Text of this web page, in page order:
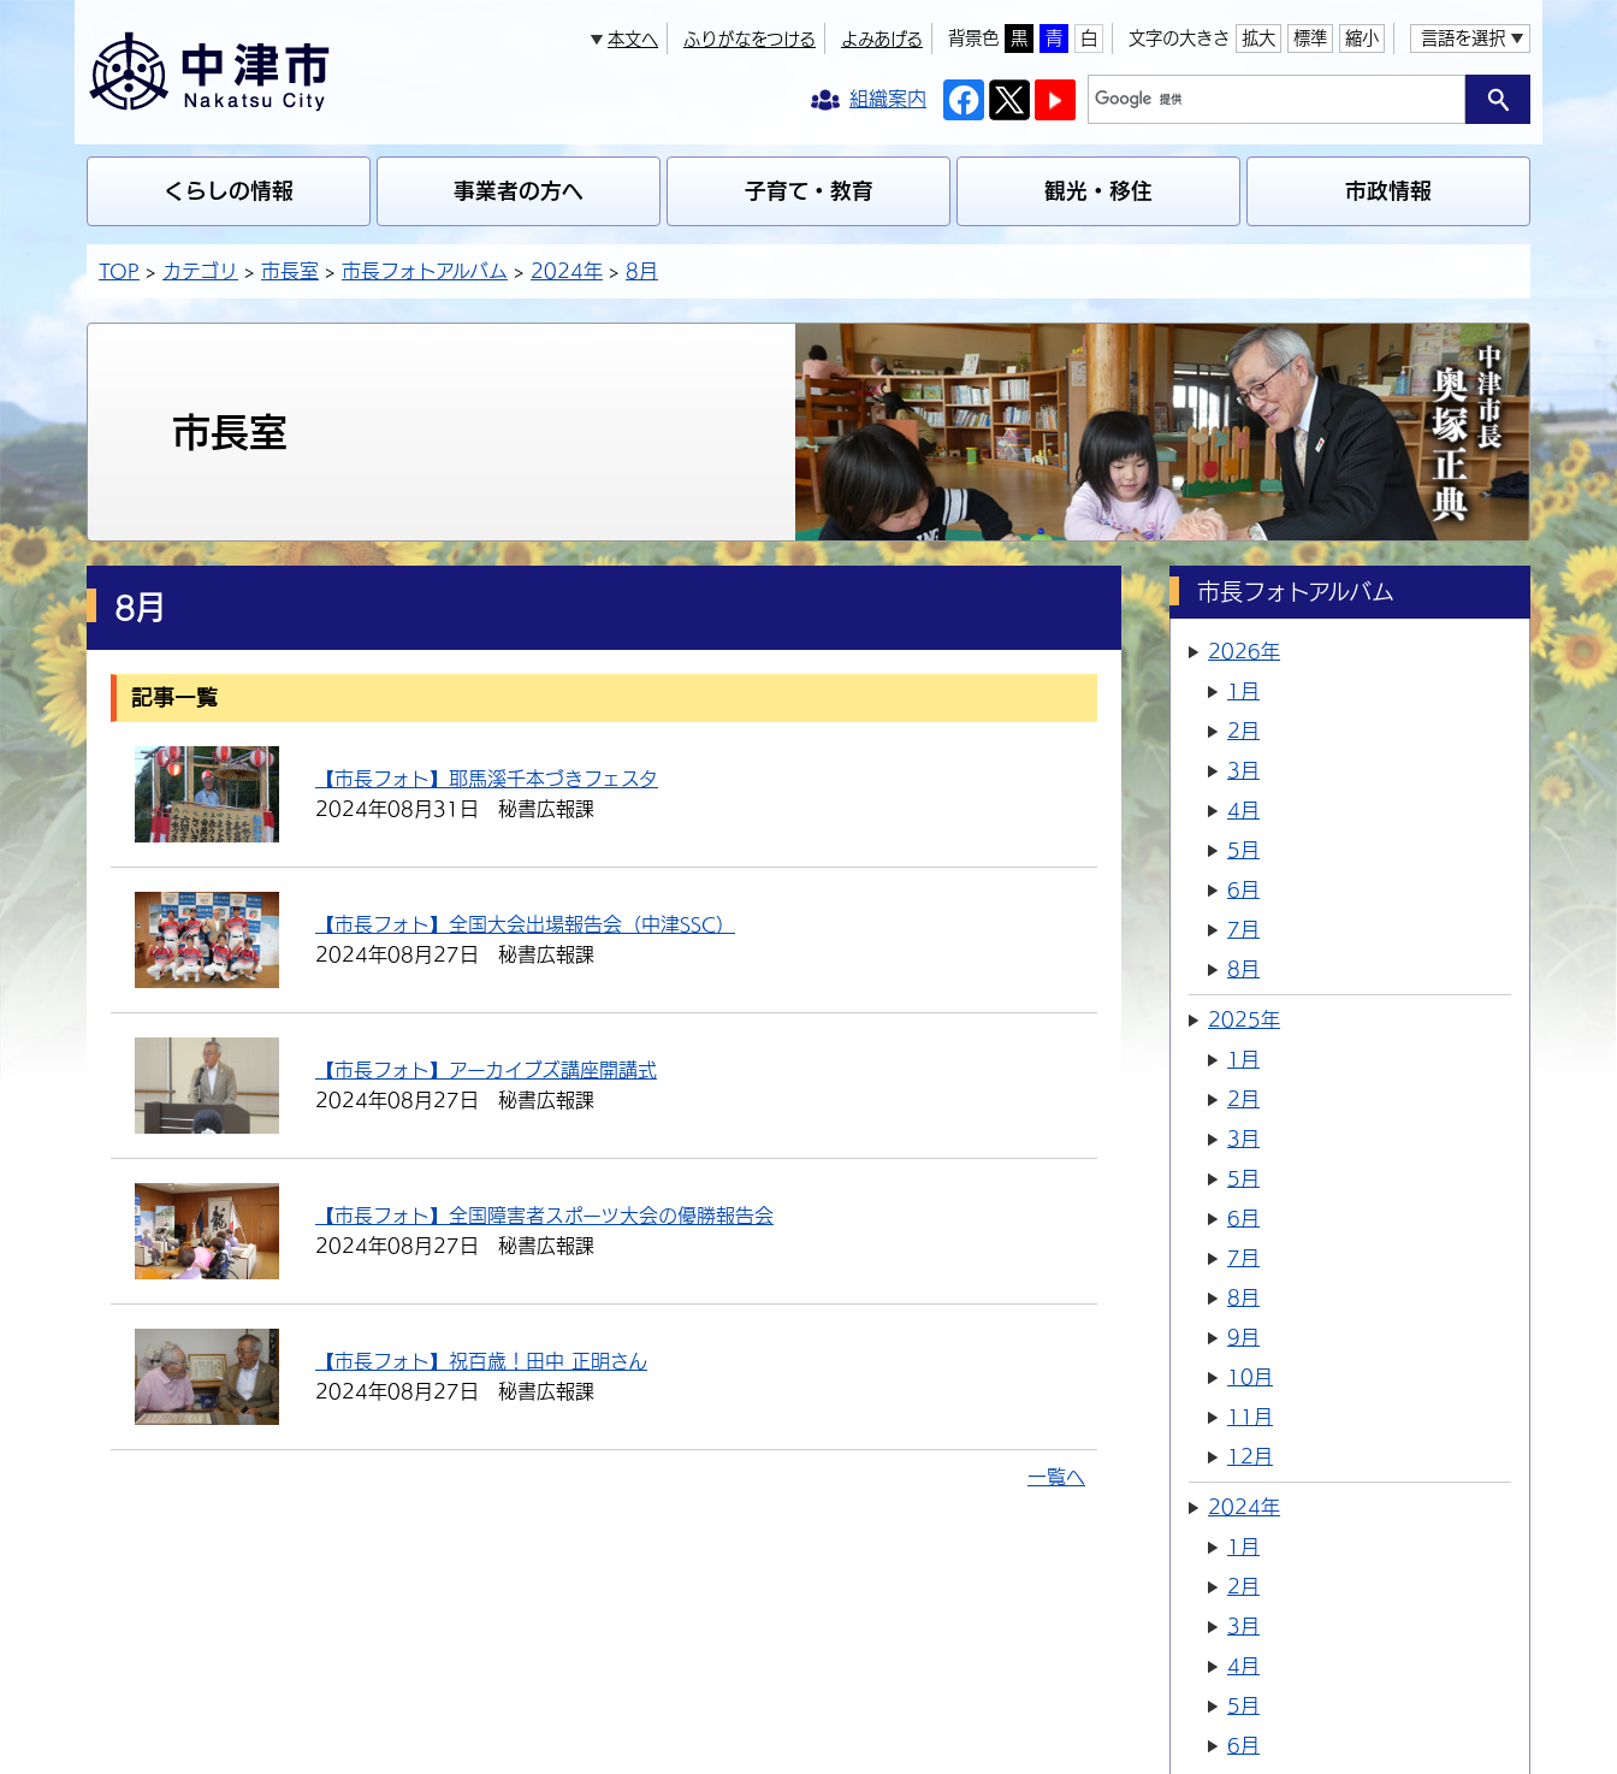
本文へ ふりがなをつける よみあげる 背景色 黒 青 白 文字の大きさ 拡大 標準 縮小 言語を選択
組織案内
くらしの情報 事業者の方へ 子育て・教育 観光・移住 市政情報
TOP カテゴリ 市長室 市長フォトアルバム 2024年 8月
市長室
8月
記事一覧
【市長フォト】耶馬溪千本づきフェスタ
2024年08月31日
秘書広報課
【市長フォト】全国大会出場報告会（中津SSC）
2024年08月27日
秘書広報課
【市長フォト】アーカイブズ講座開講式
2024年08月27日
秘書広報課
【市長フォト】全国障害者スポーツ大会の優勝報告会
2024年08月27日
秘書広報課
【市長フォト】祝百歳！田中 正明さん
2024年08月27日
秘書広報課
一覧へ
市長フォトアルバム
2026年
1月
2月
3月
4月
5月
6月
7月
8月
2025年
1月
2月
3月
5月
6月
7月
8月
9月
10月
11月
12月
2024年
1月
2月
3月
4月
5月
6月